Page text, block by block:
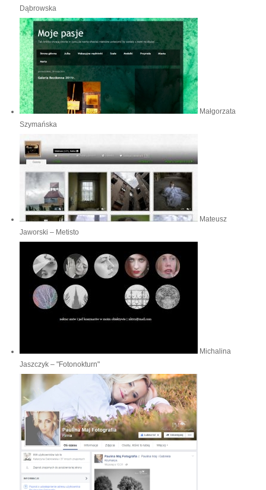
Dąbrowska
Małgorzata
Szymańska
Mateusz
Jaworski – Metisto
Michalina
Jaszczyk – "Fotonokturn"